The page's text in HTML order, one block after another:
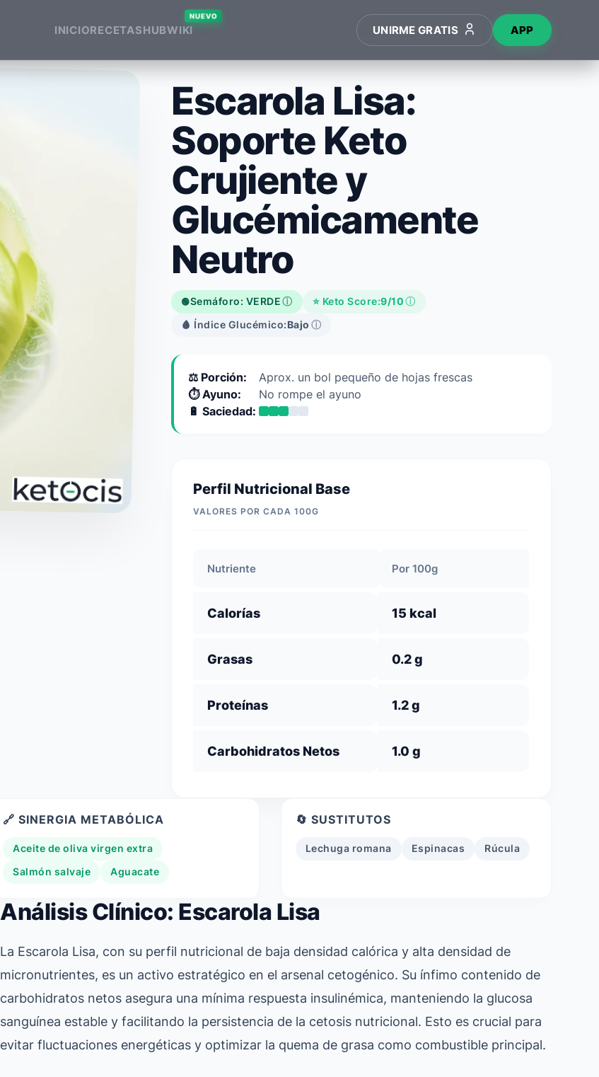
INICIORECETASHUBWIKI
NUEVO
UNIRME GRATIS APP
Escarola Lisa:
Soporte Keto
Crujiente y
Glucémicamente
Neutro
🟢Semáforo: VERDEⓘ ⭐ Keto Score:9/10ⓘ
🩸 Índice Glucémico:Bajo ⓘ
⚖️ Porción:
Aprox. un bol pequeño de hojas frescas
⏱️ Ayuno:
No rompe el ayuno
🔋 Saciedad:
Perfil Nutricional Base
VALORES POR CADA 100G
Nutriente Por 100g
Calorías 15 kcal
Grasas 0.2 g
Proteínas 1.2 g
Carbohidratos Netos 1.0 g
🔗 SINERGIA METABÓLICA
Aceite de oliva virgen extra
Salmón salvaje Aguacate
🔄 SUSTITUTOS
Lechuga romana Espinacas Rúcula
Análisis Clínico: Escarola Lisa
La Escarola Lisa, con su perfil nutricional de baja densidad calórica y alta densidad de
micronutrientes, es un activo estratégico en el arsenal cetogénico. Su ínfimo contenido de
carbohidratos netos asegura una mínima respuesta insulinémica, manteniendo la glucosa
sanguínea estable y facilitando la persistencia de la cetosis nutricional. Esto es crucial para
evitar fluctuaciones energéticas y optimizar la quema de grasa como combustible principal.